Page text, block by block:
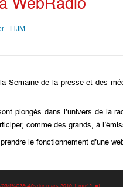
WebRadio
- LiJM
Semaine de la presse et des
plongés dans l’univers de la
comme des grands, à
le fonctionnement d’une
f%C3%A9vrier-mars-2019-1.mp4?_=1